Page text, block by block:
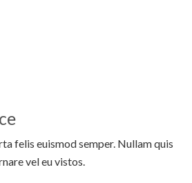
felis euismod semper. Nullam quis
vel eu vistos.